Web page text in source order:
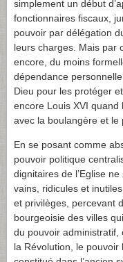
simplement un début
fonctionnaires fiscaux,
pouvoir par délégation
leurs charges. Mais par
encore, du moins
dépendance
Dieu pour les protéger
encore Louis XVI quand
avec la boulangère et le
En se posant comme
pouvoir politique
dignitaires de l’Eglise
vains, ridicules et
et privilèges, percevant
bourgeoisie des villes
du pouvoir administratif,
la Révolution, le